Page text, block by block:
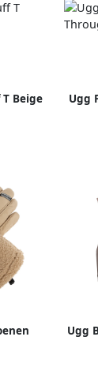
Beige
Ugg
Beige
Ugg